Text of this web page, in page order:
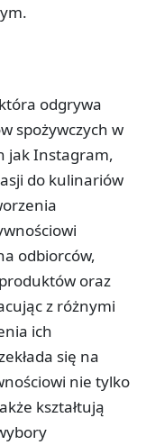
odgrywa
spożywczych w
jak Instagram,
do kulinariów
odbiorców,
oraz
z różnymi
ich
się na
nie tylko
kształtują